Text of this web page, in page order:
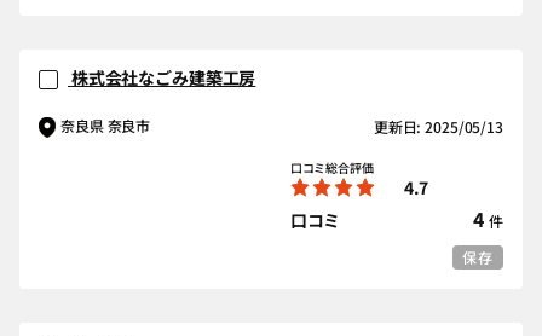
株式会社なごみ建築工房
奈良県 奈良市 更新日: 2025/05/13
口コミ総合評価
4.7
口コミ
4 件
保存